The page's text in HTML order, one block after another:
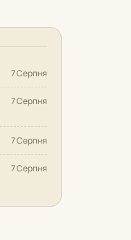
7 Серпня
7 Серпня
7 Серпня
7 Серпня